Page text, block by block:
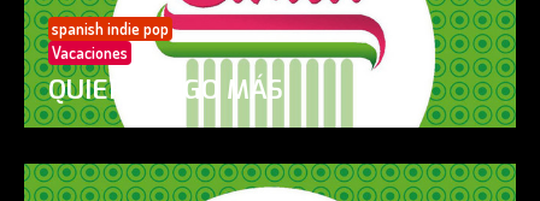
spanish indie pop
Vacaciones
QUIERO ALGO MÁS